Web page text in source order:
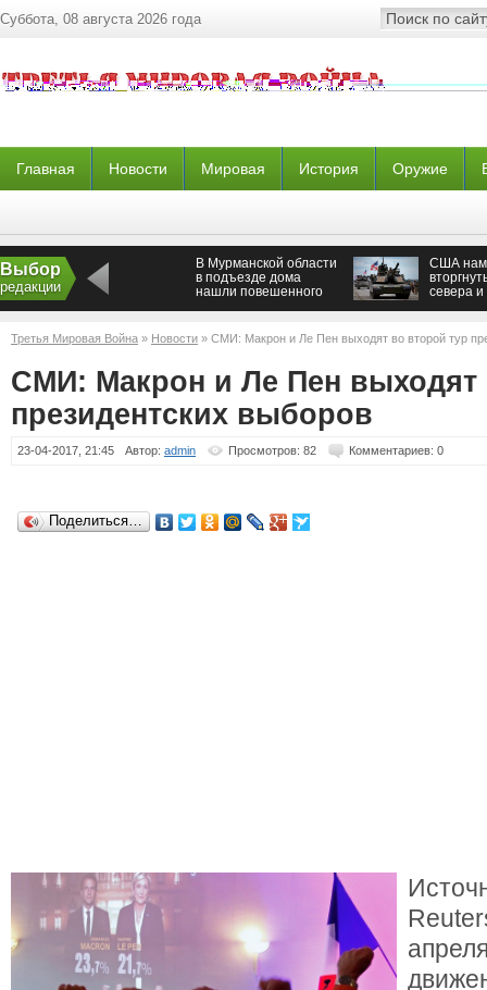
Суббота, 08 августа 2026 года
Главная Новости Мировая История Оружие
Выбор
редакции
В Мурманской области
в подъезде дома
нашли повешенного
США
севера и
Третья Мировая Война » Новости » СМИ: Макрон и Ле Пен выходят во второй тур
СМИ: Макрон и Ле Пен выходят
президентских выборов
23-04-2017, 21:45 Автор: admin Просмотров: 82 Комментариев: 0
Поделиться…